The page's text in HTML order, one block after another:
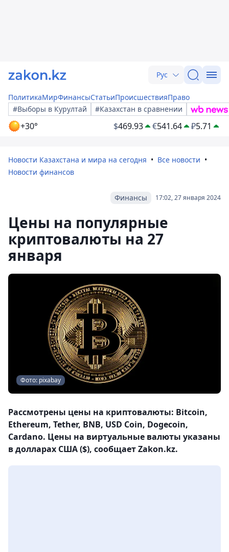
Рус
ПолитикаМирФинансыСтатьиПроисшествияПраво
#Выборы в Курултай
#Казахстан в сравнении
+30° $469.93 €541.64 ₽5.71
Новости Казахстана и мира на сегодня
Все новости
Новости финансов
17:02, 27 января 2024
Финансы
Цены на популярные
криптовалюты на 27
января
Фото: pixabay
Рассмотрены цены на криптовалюты: Bitcoin,
Ethereum, Tether, BNB, USD Coin, Dogecoin,
Cardano. Цены на виртуальные валюты указаны
в долларах США ($), сообщает Zakon.kz.